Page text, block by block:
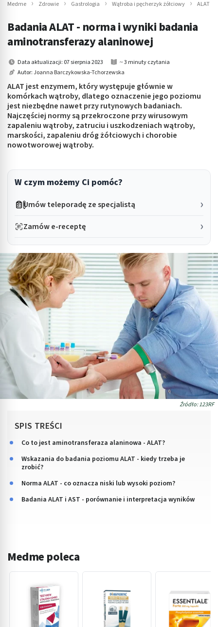
Medme Zdrowie Gastrologia Wątroba i pęcherzyk żółciowy ALAT
Badania ALAT - norma i wyniki badania
aminotransferazy alaninowej
Data aktualizacji: 07 sierpnia 2023
~ 3 minuty czytania
Autor:Joanna Barczykowska-Tchorzewska
ALAT jest enzymem, który występuje głównie w
komórkach wątroby, dlatego oznaczenie jego poziomu
jest niezbędne nawet przy rutynowych badaniach.
Najczęściej normy są przekroczone przy wirusowym
zapaleniu wątroby, zatruciu i uszkodzeniach wątroby,
marskości, zapaleniu dróg żółciowych i chorobie
nowotworowej wątroby.
W czym możemy Ci pomóc?
Umów teleporadę ze specjalistą
Zamów e-receptę
Źródło: 123RF
SPIS TREŚCI
Co to jest aminotransferaza alaninowa - ALAT?
Wskazania do badania poziomu ALAT - kiedy trzeba je
zrobić?
Norma ALAT - co oznacza niski lub wysoki poziom?
Badania ALAT i AST - porównanie i interpretacja wyników
Medme poleca